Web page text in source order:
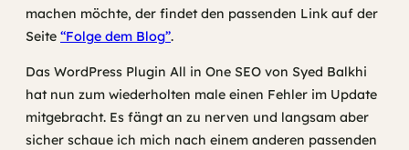
machen möchte, der findet den passenden Link auf der
Seite “Folge dem Blog”.
Das WordPress Plugin All in One SEO von Syed Balkhi
hat nun zum wiederholten male einen Fehler im Update
mitgebracht. Es fängt an zu nerven und langsam aber
sicher schaue ich mich nach einem anderen passenden